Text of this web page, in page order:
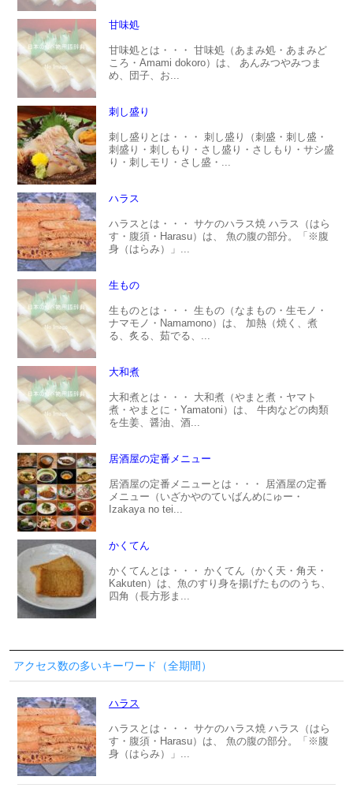
甘味処
甘味処とは・・・ 甘味処（あまみ処・あまみど
ころ・Amami dokoro）は、 あんみつやみつま
め、団子、お...
刺し盛り
刺し盛りとは・・・ 刺し盛り（刺盛・刺し盛・
刺盛り・刺しもり・さし盛り・さしもり・サシ盛
り・刺しモリ・さし盛・...
ハラス
ハラスとは・・・ サケのハラス焼 ハラス（はら
す・腹須・Harasu）は、 魚の腹の部分。「※腹
身（はらみ）」...
生もの
生ものとは・・・ 生もの（なまもの・生モノ・
ナマモノ・Namamono）は、 加熱（焼く、煮
る、炙る、茹でる、...
大和煮
大和煮とは・・・ 大和煮（やまと煮・ヤマト
煮・やまとに・Yamatoni）は、 牛肉などの肉類
を生姜、醤油、酒...
居酒屋の定番メニュー
居酒屋の定番メニューとは・・・ 居酒屋の定番
メニュー（いざかやのていばんめにゅー・
Izakaya no tei...
かくてん
かくてんとは・・・ かくてん（かく天・角天・
Kakuten）は、魚のすり身を揚げたもののうち、
四角（長方形ま...
アクセス数の多いキーワード（全期間）
ハラス
ハラスとは・・・ サケのハラス焼 ハラス（はら
す・腹須・Harasu）は、 魚の腹の部分。「※腹
身（はらみ）」...